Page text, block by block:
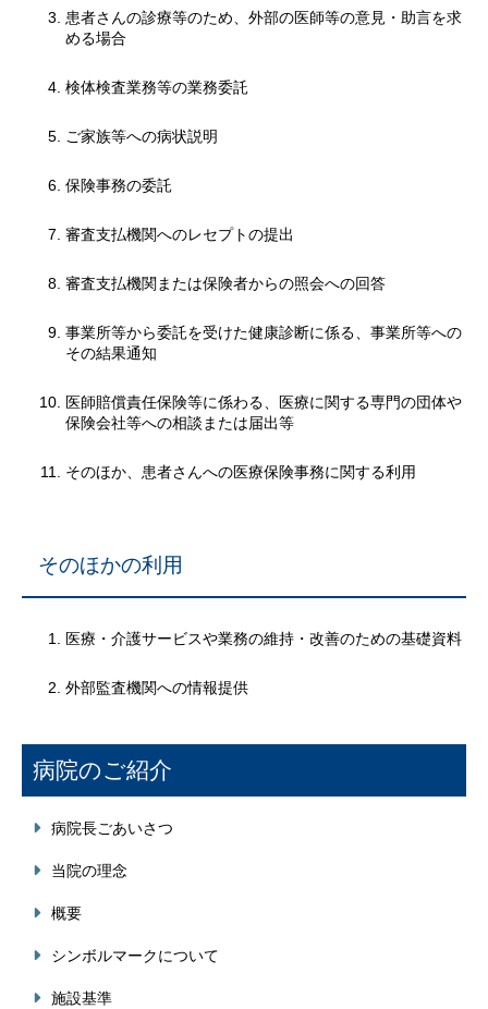
患者さんの診療等のため、外部の医師等の意見・助言を求
める場合
検体検査業務等の業務委託
ご家族等への病状説明
保険事務の委託
審査支払機関へのレセプトの提出
審査支払機関または保険者からの照会への回答
事業所等から委託を受けた健康診断に係る、事業所等への
その結果通知
医師賠償責任保険等に係わる、医療に関する専門の団体や
保険会社等への相談または届出等
そのほか、患者さんへの医療保険事務に関する利用
そのほかの利用
医療・介護サービスや業務の維持・改善のための基礎資料
外部監査機関への情報提供
病院のご紹介
病院長ごあいさつ
当院の理念
概要
シンボルマークについて
施設基準